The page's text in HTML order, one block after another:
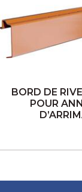
BORD DE
POUR